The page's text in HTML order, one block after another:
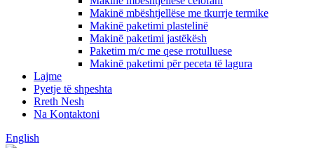
Makinë mbështjellëse me tkurrje termike
Makinë paketimi plastelinë
Makinë paketimi jastëkësh
Paketim m/c me qese rrotulluese
Makinë paketimi për peceta të lagura
Lajme
Pyetje të shpeshta
Rreth Nesh
Na Kontaktoni
English